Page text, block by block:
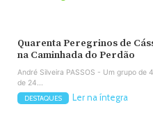
Quarenta Peregrinos de
na Caminhada do Perdão
André Silveira PASSOS - Um grupo de
de 24...
DESTAQUES Ler na íntegra